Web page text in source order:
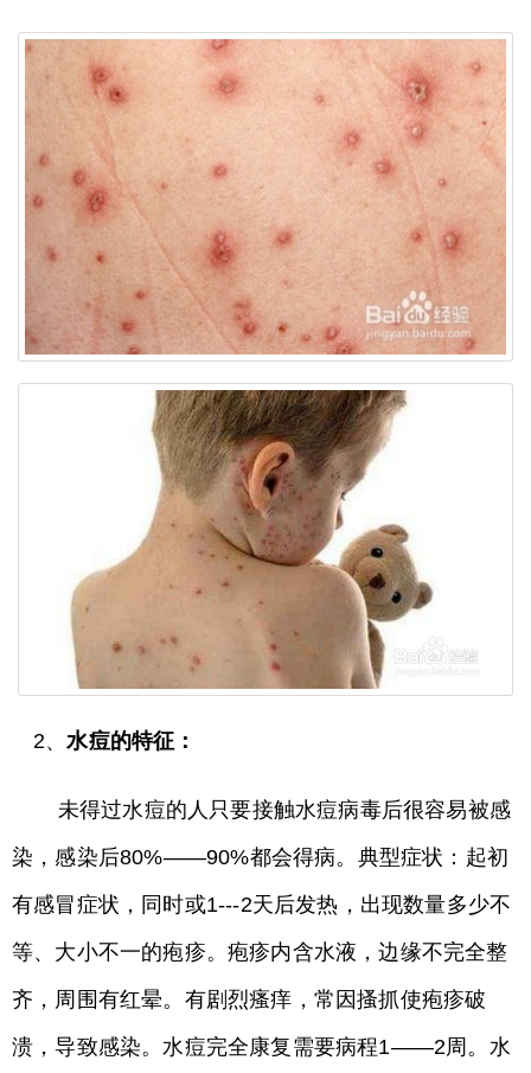
2、水痘的特征：
未得过水痘的人只要接触水痘病毒后很容易被感
染，感染后80%——90%都会得病。典型症状：起初
有感冒症状，同时或1---2天后发热，出现数量多少不
等、大小不一的疱疹。疱疹内含水液，边缘不完全整
齐，周围有红晕。有剧烈瘙痒，常因搔抓使疱疹破
溃，导致感染。水痘完全康复需要病程1——2周。水